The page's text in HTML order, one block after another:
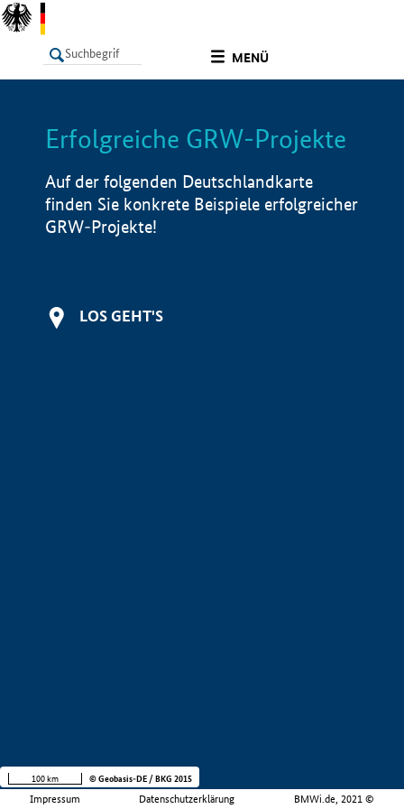
MENÜ
LISTE Info
Erfolgreiche GRW-Projekte
Auf der folgenden Deutschlandkarte
finden Sie konkrete Beispiele erfolgreicher
GRW-Projekte!
LOS GEHT'S
Impressum Datenschutzerklärung BMWi.de, 2021 ©
100 km © Geobasis-DE / BKG 2015